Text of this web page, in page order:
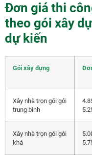
Đơn giá thi
theo gói xây
dự kiến
Gói xây dựng
Xây nhà trọn gói gói
trung bình
Xây nhà trọn gói gói
khá